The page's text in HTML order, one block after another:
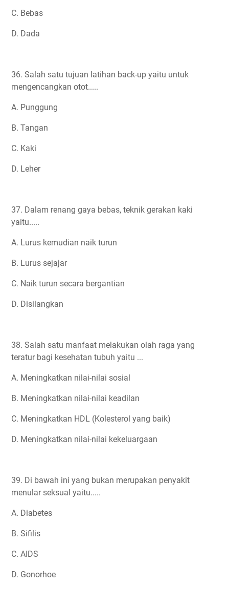
C. Bebas
D. Dada
36. Salah satu tujuan latihan back-up yaitu untuk
mengencangkan otot.....
A. Punggung
B. Tangan
C. Kaki
D. Leher
37. Dalam renang gaya bebas, teknik gerakan kaki
yaitu.....
A. Lurus kemudian naik turun
B. Lurus sejajar
C. Naik turun secara bergantian
D. Disilangkan
38. Salah satu manfaat melakukan olah raga yang
teratur bagi kesehatan tubuh yaitu ...
A. Meningkatkan nilai-nilai sosial
B. Meningkatkan nilai-nilai keadilan
C. Meningkatkan HDL (Kolesterol yang baik)
D. Meningkatkan nilai-nilai kekeluargaan
39. Di bawah ini yang bukan merupakan penyakit
menular seksual yaitu.....
A. Diabetes
B. Sifilis
C. AIDS
D. Gonorhoe